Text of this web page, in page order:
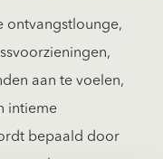
ontvangstlounge,
aan te voelen,
intieme
bepaald door